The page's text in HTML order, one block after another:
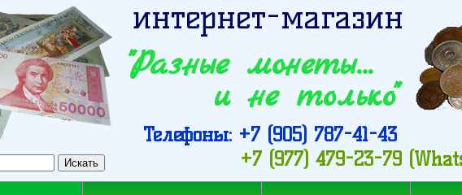
"Разные монеты…
интернет-магазин
и не только"
Телефоны: +7 (905) 787-41-43
+7 (977) 479-23-79